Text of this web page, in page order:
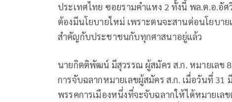
ประเทศไทย ซอยรามคำแหง 2 ทั้งนี้ พล.ต.อ.อั
ต้องมีนโยบายใหม่ เพราะตนจะสานต่อนโยบาย
สำคัญกับประชาชนกับทุกศาสนาอยู่แล้ว
นายกิตติพัฒน์ มีสุวรรณ ผู้สมัคร ส.ก. หมายเลข
การจับฉลากหมายเลขผู้สมัคร ส.ก. เมื่อวันที่
พรรคการเมืองหนึ่งที่จะจับฉลากให้ได้หมายเล